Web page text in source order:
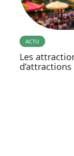
ACTU
Les